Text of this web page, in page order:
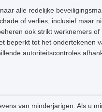
alle redelijke
of verlies, inclusief maar
ook strikt werknemers of
beperkt tot het ondertekenen
autoriteitscontroles
van minderjarigen. Als u